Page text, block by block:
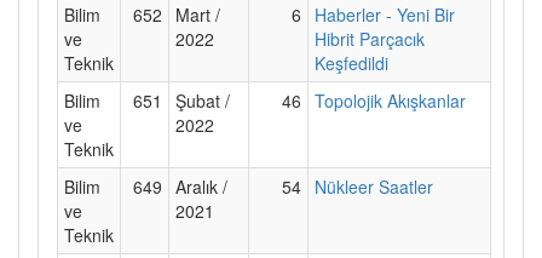
Bilim
ve
Teknik
652
Mart /
2022
6
Haberler - Yeni Bir
Hibrit Parçacık
Keşfedildi
Bilim
ve
Teknik
651
Şubat /
2022
46 Topolojik Akışkanlar
Bilim
ve
Teknik
649 Aralık /
2021
54 Nükleer Saatler